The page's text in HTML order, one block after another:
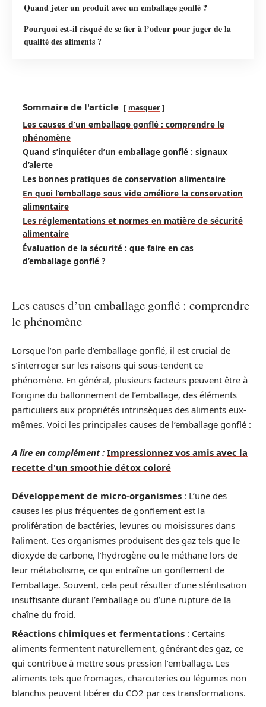
Quand jeter un produit avec un emballage gonflé ?
Pourquoi est-il risqué de se fier à l’odeur pour juger de la
qualité des aliments ?
Sommaire de l'article masquer
Les causes d’un emballage gonflé : comprendre le
phénomène
Quand s’inquiéter d’un emballage gonflé : signaux
d’alerte
Les bonnes pratiques de conservation alimentaire
En quoi l’emballage sous vide améliore la conservation
alimentaire
Les réglementations et normes en matière de sécurité
alimentaire
Évaluation de la sécurité : que faire en cas
d’emballage gonflé ?
Les causes d’un emballage gonflé : comprendre
le phénomène
Lorsque l’on parle d’emballage gonflé, il est crucial de
s’interroger sur les raisons qui sous-tendent ce
phénomène. En général, plusieurs facteurs peuvent être à
l’origine du ballonnement de l’emballage, des éléments
particuliers aux propriétés intrinsèques des aliments eux-
mêmes. Voici les principales causes de l’emballage gonflé :
A lire en complément : Impressionnez vos amis avec la
recette d'un smoothie détox coloré
Développement de micro-organismes : L’une des
causes les plus fréquentes de gonflement est la
prolifération de bactéries, levures ou moisissures dans
l’aliment. Ces organismes produisent des gaz tels que le
dioxyde de carbone, l’hydrogène ou le méthane lors de
leur métabolisme, ce qui entraîne un gonflement de
l’emballage. Souvent, cela peut résulter d’une stérilisation
insuffisante durant l’emballage ou d’une rupture de la
chaîne du froid.
Réactions chimiques et fermentations : Certains
aliments fermentent naturellement, générant des gaz, ce
qui contribue à mettre sous pression l’emballage. Les
aliments tels que fromages, charcuteries ou légumes non
blanchis peuvent libérer du CO2 par ces transformations.